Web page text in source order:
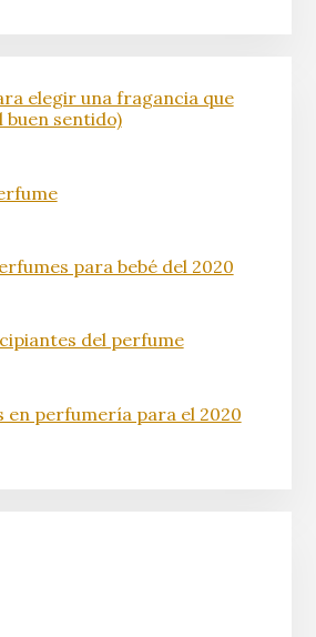
elegir una fragancia que
buen sentido)
para bebé del 2020
del perfume
en perfumería para el 2020